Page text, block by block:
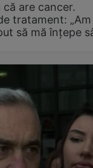
are cancer.
tratament:
să mă înțepe